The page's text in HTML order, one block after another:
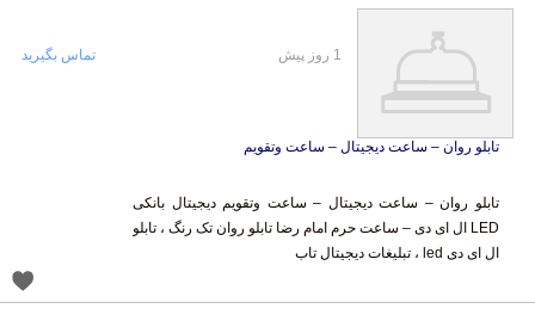
تابلو روان – ساعت دیجیتال – ساعت وتقویم
تابلو روان – ساعت دیجیتال – ساعت وتقویم دیجیتال بانکی
LED ال ای دی – ساعت حرم امام رضا تابلو روان تک رنگ ، تابلو
ال ای دی led ، تبلیغات دیجیتال تاب
1 روز پیش تماس بگیرید